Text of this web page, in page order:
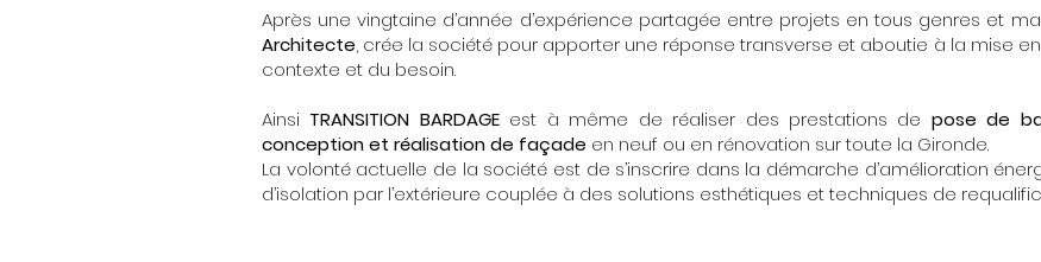
Après une vingtaine d’année d’expérience partagée entre projets en tous genres et
Architecte, crée la société pour apporter une réponse transverse et aboutie à la mise
contexte et du besoin.
Ainsi TRANSITION BARDAGEest à même de réaliser des prestations de pose de
conception et réalisation de façade en neuf ou en rénovation sur toute la Gironde.
La volonté actuelle de la société est de s’inscrire dans la démarche d’amélioration
d’isolation par l’extérieure couplée à des solutions esthétiques et techniques de